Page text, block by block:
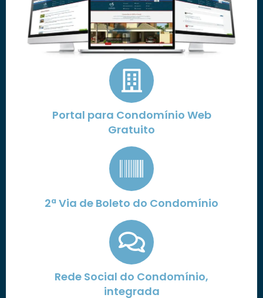
Portal para Condomínio Web
Gratuito
2ª Via de Boleto do Condomínio
Rede Social do Condomínio,
integrada